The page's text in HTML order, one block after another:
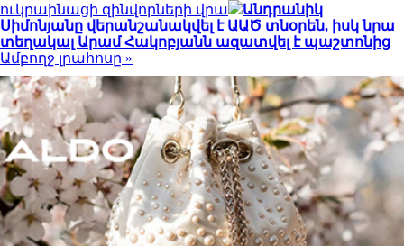
ուկրաինացի զինվորների վրա
Անդրանիկ
Սիմոնյանը վերանշանակվել է ԱԱԾ տնօրեն, իսկ նրա
տեղակալ Արամ Հակոբյանն ազատվել է պաշտոնից
Ամբողջ լրահոսը »